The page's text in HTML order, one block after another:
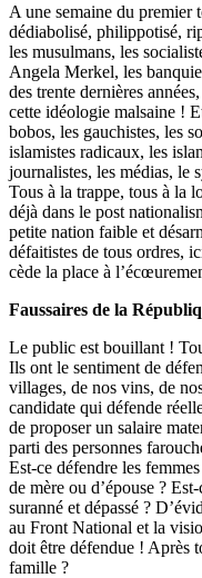
A une semaine du
dédiabolisé, philippotisé,
les musulmans, les
Angela Merkel, les
des trente dernières
cette idéologie malsaine !
bobos, les gauchistes, les
islamistes radicaux, les
journalistes, les médias, le
Tous à la trappe, tous à la
déjà dans le post
petite nation faible et
défaitistes de tous ordres,
cède la place à
Faussaires de la
Le public est bouillant !
Ils ont le sentiment de
villages, de nos vins, de
candidate qui défende
de proposer un salaire
parti des personnes
Est-ce défendre les
de mère ou d’épouse ?
suranné et dépassé ?
au Front National et la
doit être défendue ! Après
famille ?